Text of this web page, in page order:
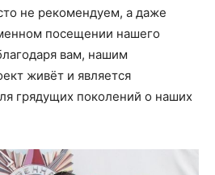
не рекомендуем, а даже
посещении нашего
вам, нашим
живёт и является
грядущих поколений о наших